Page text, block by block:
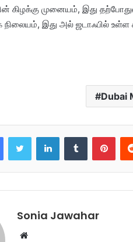
கிழக்கு முனையம், இது
இது அல் ஜடாஃபில்
Dubai
Sonia Jawahar